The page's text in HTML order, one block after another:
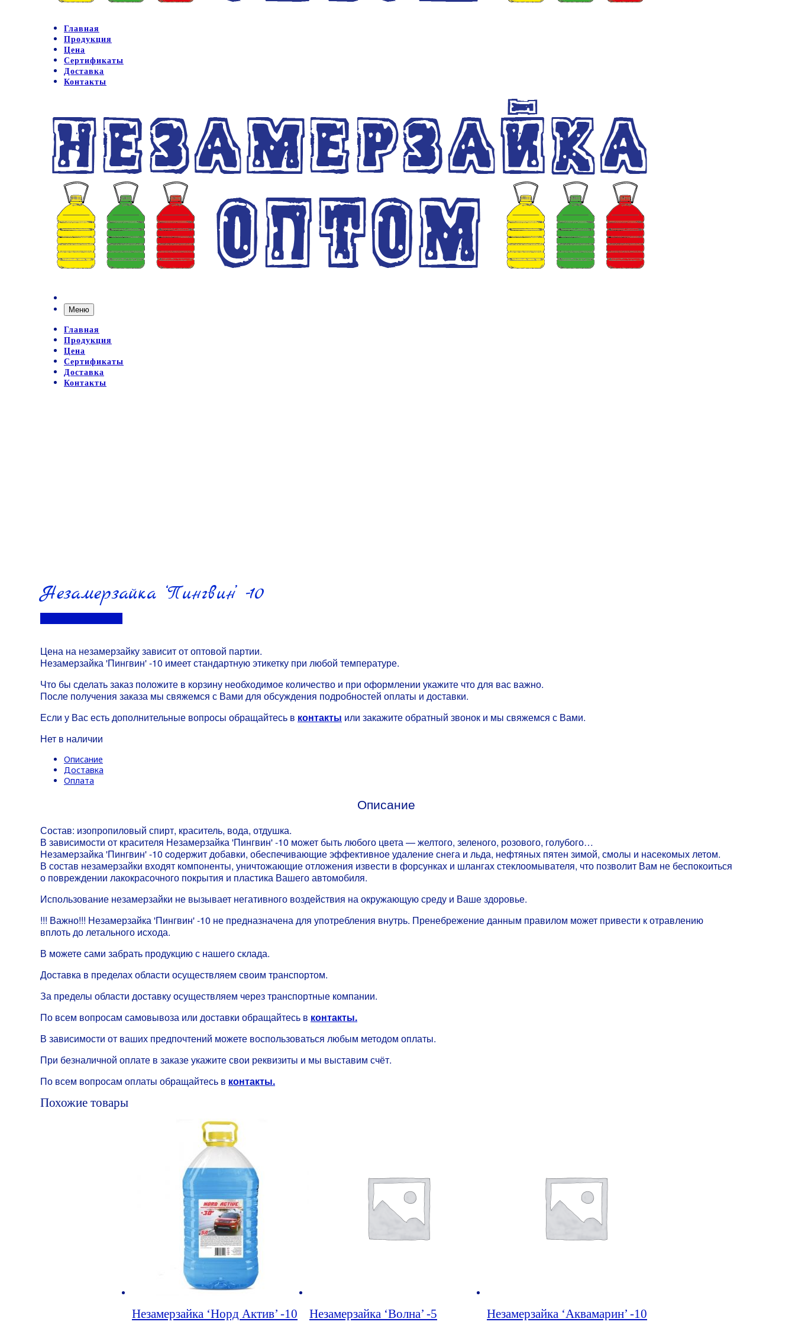
Главная
Продукция
Цена
Сертификаты
Доставка
Контакты
Меню
Главная
Продукция
Цена
Сертификаты
Доставка
Контакты
Незамерзайка ‘Пингвин’ -10
Цена на незамерзайку зависит от оптовой партии.
Незамерзайка 'Пингвин' -10 имеет стандартную этикетку при любой температуре.
Что бы сделать заказ положите в корзину необходимое количество и при оформлении укажите что для вас важно.
После получения заказа мы свяжемся с Вами для обсуждения подробностей оплаты и доставки.
Если у Вас есть дополнительные вопросы обращайтесь в контакты или закажите обратный звонок и мы свяжемся с Вами.
Нет в наличии
Описание
Доставка
Оплата
Описание
Состав: изопропиловый спирт, краситель, вода, отдушка.
В зависимости от красителя Незамерзайка 'Пингвин' -10 может быть любого цвета — желтого, зеленого, розового, голубого…
Незамерзайка 'Пингвин' -10 cодержит добавки, обеспечивающие эффективное удаление снега и льда, нефтяных пятен зимой, смолы и насекомых летом.
В состав незамерзайки входят компоненты, уничтожающие отложения извести в форсунках и шлангах стеклоомывателя, что позволит Вам не беспокоиться
о повреждении лакокрасочного покрытия и пластика Вашего автомобиля.
Использование незамерзайки не вызывает негативного воздействия на окружающую среду и Ваше здоровье.
!!! Важно!!! Незамерзайка 'Пингвин' -10 не предназначена для употребления внутрь. Пренебрежение данным правилом может привести к отравлению
вплоть до летального исхода.
В можете сами забрать продукцию с нашего склада.
Доставка в пределах области осуществляем своим транспортом.
За пределы области доставку осуществляем через транспортные компании.
По всем вопросам самовывоза или доставки обращайтесь в контакты.
В зависимости от ваших предпочтений можете воспользоваться любым методом оплаты.
При безналичной оплате в заказе укажите свои реквизиты и мы выставим счёт.
По всем вопросам оплаты обращайтесь в контакты.
Похожие товары
Незамерзайка ‘Норд Актив’ -10 Незамерзайка ‘Волна’ -5 Незамерзайка ‘Аквамарин’ -10